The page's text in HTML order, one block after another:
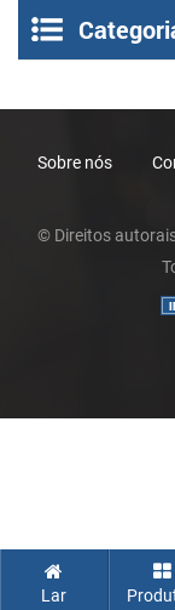
Sobre nós
© Direitos
Lar